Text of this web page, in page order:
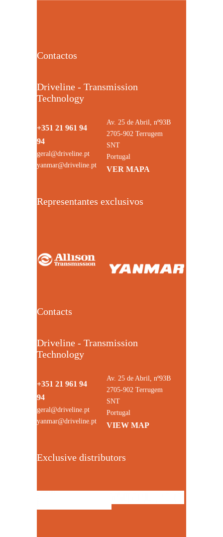
Contactos
Driveline - Transmission
Technology
+351 21 961 94
94
geral@driveline.pt
yanmar@driveline.pt
Av. 25 de Abril, nº93B
2705-902 Terrugem
SNT
Portugal
VER MAPA
Representantes exclusivos
Contacts
Driveline - Transmission
Technology
+351 21 961 94
94
geral@driveline.pt
yanmar@driveline.pt
Av. 25 de Abril, nº93B
2705-902 Terrugem
SNT
Portugal
VIEW MAP
Exclusive distributors